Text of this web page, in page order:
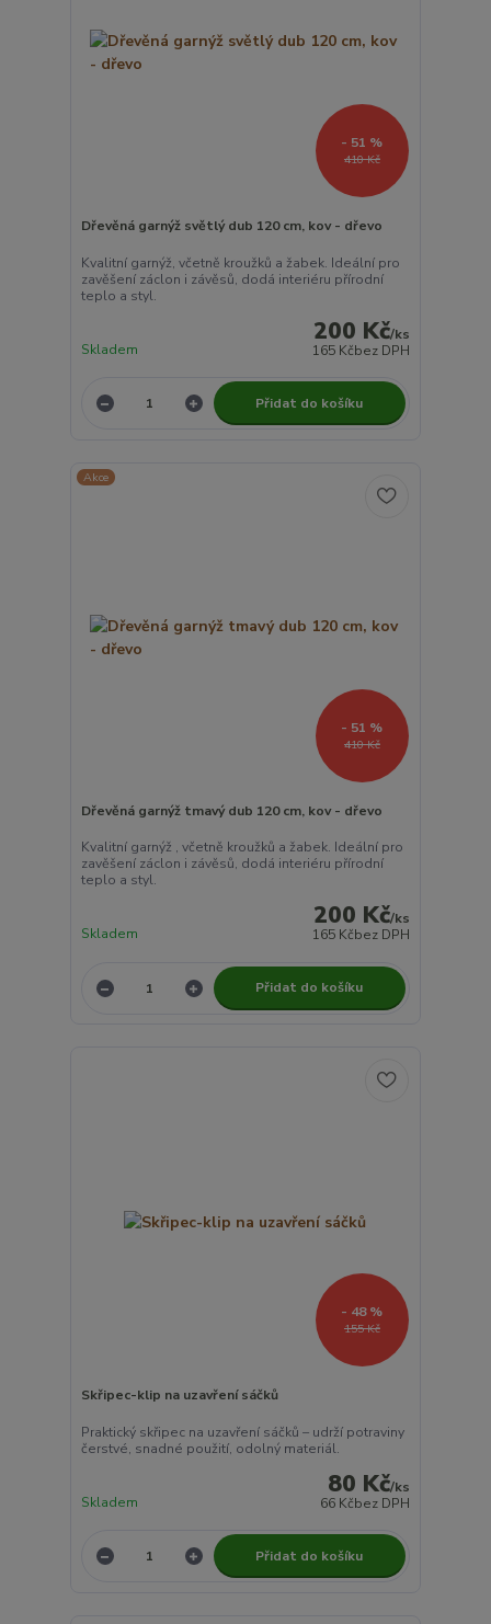
410 Kč
- 51 %
Dřevěná garnýž světlý dub 120 cm, kov - dřevo
Kvalitní garnýž, včetně kroužků a žabek. Ideální pro
zavěšení záclon i závěsů, dodá interiéru přírodní
teplo a styl.
200 Kč/ks
165 Kčbez DPH
Skladem
Přidat do košíku
Akce
410 Kč
- 51 %
Dřevěná garnýž tmavý dub 120 cm, kov - dřevo
Kvalitní garnýž , včetně kroužků a žabek. Ideální pro
zavěšení záclon i závěsů, dodá interiéru přírodní
teplo a styl.
200 Kč/ks
165 Kčbez DPH
Skladem
Přidat do košíku
155 Kč
- 48 %
Skřipec-klip na uzavření sáčků
Praktický skřipec na uzavření sáčků – udrží potraviny
čerstvé, snadné použití, odolný materiál.
80 Kč/ks
66 Kčbez DPH
Skladem
Přidat do košíku